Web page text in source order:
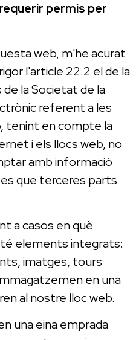
permís per
web, m'he acurat
l'article 22.2 el de la
la Societat de la
referent a les
tenint en compte la
i els llocs web, no
amb informació
que terceres parts
a casos en què
elements integrats:
imatges, tours
en una
al nostre lloc web.
una eina emprada